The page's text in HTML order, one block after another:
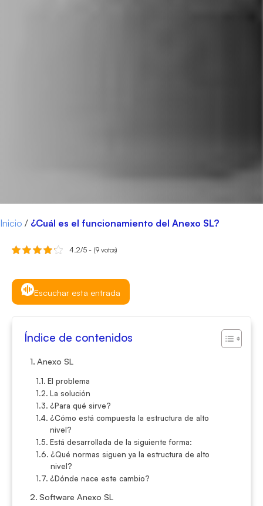
Inicio / ¿Cuál es el funcionamiento del Anexo SL?
4.2/5 - (9 votos)
Escuchar esta entrada
Índice de contenidos
Anexo SL
El problema
La solución
¿Para qué sirve?
¿Cómo está compuesta la estructura de alto
nivel?
Está desarrollada de la siguiente forma:
¿Qué normas siguen ya la estructura de alto
nivel?
¿Dónde nace este cambio?
Software Anexo SL